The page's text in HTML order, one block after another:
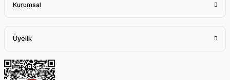
Kurumsal
Üyelik